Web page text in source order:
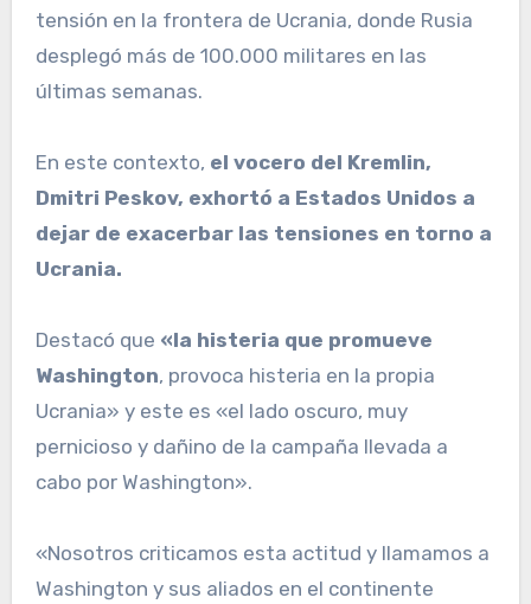
tensión en la frontera de Ucrania, donde Rusia
desplegó más de 100.000 militares en las
últimas semanas.
En este contexto, el vocero del Kremlin,
Dmitri Peskov, exhortó a Estados Unidos a
dejar de exacerbar las tensiones en torno a
Ucrania.
Destacó que «la histeria que promueve
Washington, provoca histeria en la propia
Ucrania» y este es «el lado oscuro, muy
pernicioso y dañino de la campaña llevada a
cabo por Washington».
«Nosotros criticamos esta actitud y llamamos a
Washington y sus aliados en el continente